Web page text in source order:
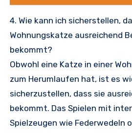
4. Wie kann ich sicherstellen,
Wohnungskatze ausreichend
bekommt?
Obwohl eine Katze in einer
zum Herumlaufen hat, ist es
sicherzustellen, dass sie
bekommt. Das Spielen mit
Spielzeugen wie Federwedeln